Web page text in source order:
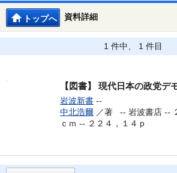
資料詳細
トップへ
1 件中、 1 件目
【図書】 現代日本の政党デ
岩波新書 --
中北浩爾 ／著 -- 岩波書店 --
ｃｍ -- ２２４，１４ｐ